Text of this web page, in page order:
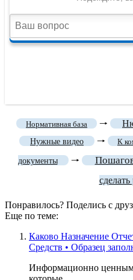
Нормативная база 🠒
Нужные видео 🠒 К
документы 🠒
сделать
Понравилось? Поделись с
Еще по теме:
Каково Назначение
Средств • Образец
Информационно